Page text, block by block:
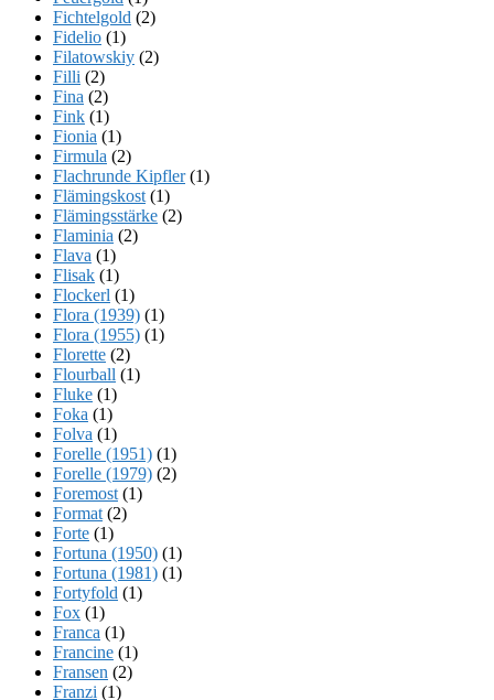
Fichtelgold (2)
Fidelio (1)
Filatowskiy (2)
Filli (2)
Fina (2)
Fink (1)
Fionia (1)
Firmula (2)
Flachrunde Kipfler(1)
Flämingskost (1)
Flämingsstärke (2)
Flaminia (2)
Flava (1)
Flisak (1)
Flockerl (1)
Flora (1939) (1)
Flora (1955) (1)
Florette (2)
Flourball (1)
Fluke (1)
Foka (1)
Folva (1)
Forelle (1951) (1)
Forelle (1979) (2)
Foremost (1)
Format (2)
Forte (1)
Fortuna (1950) (1)
Fortuna (1981) (1)
Fortyfold (1)
Fox (1)
Franca (1)
Francine (1)
Fransen (2)
Franzi (1)